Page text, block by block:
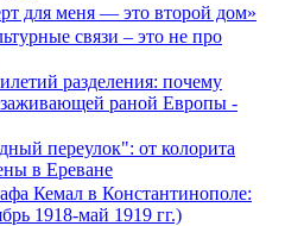
для меня — это второй дом»
связи – это не про
разделения: почему
раной Европы -
переулок": от колорита
в Ереване
Кемал в Константинополе:
1918-май 1919 гг.)